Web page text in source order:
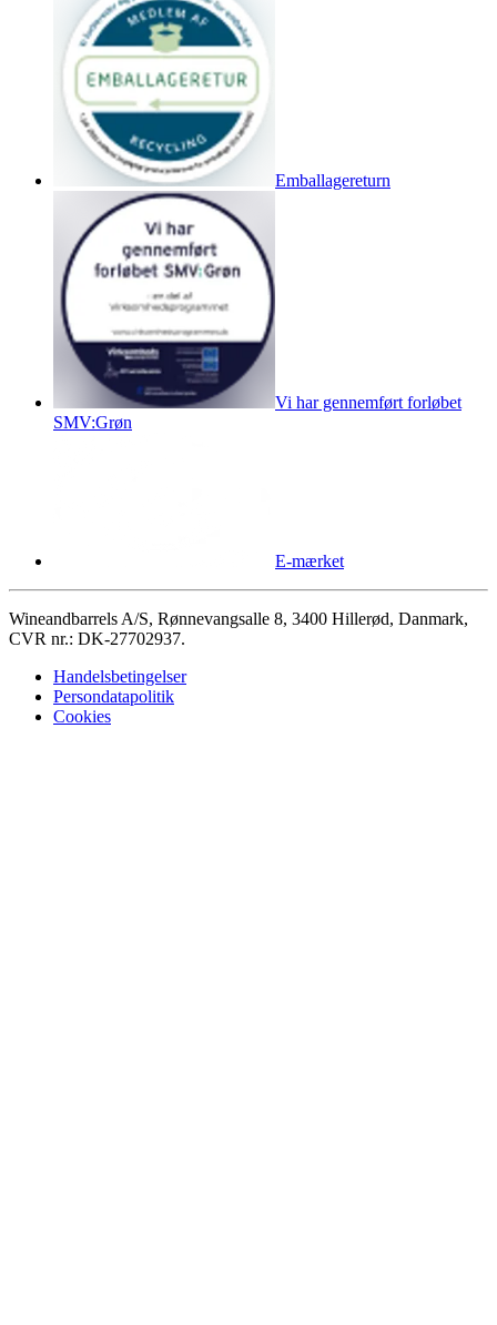
Emballagereturn
Vi har gennemført forløbet
SMV:Grøn
E-mærket
Wineandbarrels A/S, Rønnevangsalle 8, 3400 Hillerød, Danmark,
CVR nr.: DK-27702937.
Handelsbetingelser
Persondatapolitik
Cookies